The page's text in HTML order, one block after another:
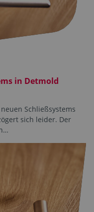
in Detmold
Schließsystems
sich leider. Der